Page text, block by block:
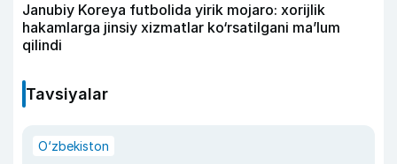
Janubiy Koreya futbolida yirik mojaro: xorijlik
hakamlarga jinsiy xizmatlar ko‘rsatilgani ma’lum
qilindi
Tavsiyalar
O‘zbekiston